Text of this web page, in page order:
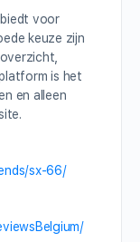
voor
keuze zijn
is het
en alleen
sx-66/